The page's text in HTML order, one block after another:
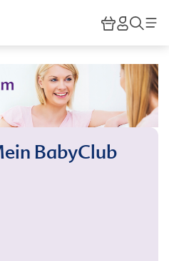
HiPP
BabyClub